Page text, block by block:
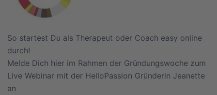
So startest Du als Therapeut oder Coach easy online
durch!
Melde Dich hier im Rahmen der Gründungswoche zum
Live Webinar mit der HelloPassion Gründerin Jeanette
an